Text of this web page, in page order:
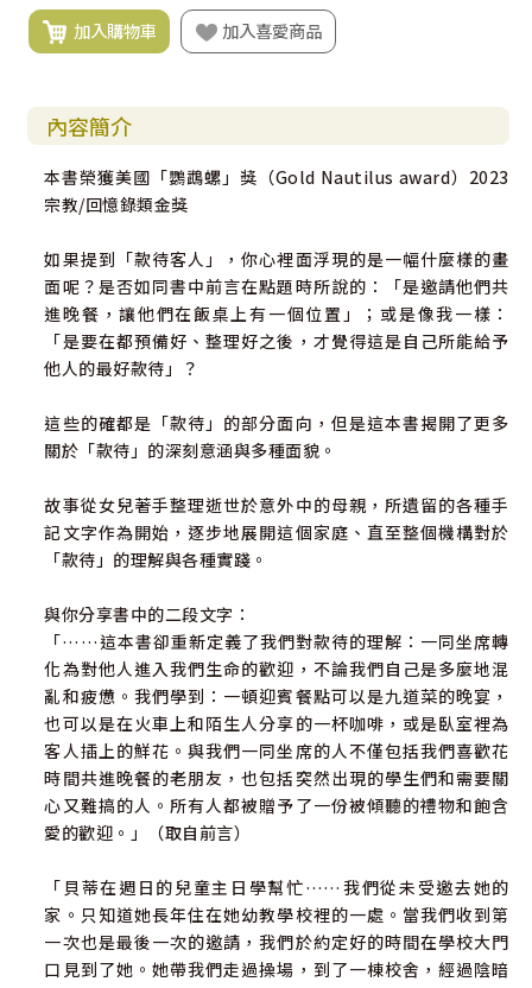
加入購物車 加入喜愛商品
內容簡介
本書榮獲美國「鸚鵡螺」獎（Gold Nautilus award）2023
宗教/回憶錄類金獎
如果提到「款待客人」，你心裡面浮現的是一幅什麼樣的畫
面呢？是否如同書中前言在點題時所說的：「是邀請他們共
進晚餐，讓他們在飯桌上有一個位置」；或是像我一樣：
「是要在都預備好、整理好之後，才覺得這是自己所能給予
他人的最好款待」？
這些的確都是「款待」的部分面向，但是這本書揭開了更多
關於「款待」的深刻意涵與多種面貌。
故事從女兒著手整理逝世於意外中的母親，所遺留的各種手
記文字作為開始，逐步地展開這個家庭、直至整個機構對於
「款待」的理解與各種實踐。
與你分享書中的二段文字：
「……這本書卻重新定義了我們對款待的理解：一同坐席轉
化為對他人進入我們生命的歡迎，不論我們自己是多麼地混
亂和疲憊。我們學到：一頓迎賓餐點可以是九道菜的晚宴，
也可以是在火車上和陌生人分享的一杯咖啡，或是臥室裡為
客人插上的鮮花。與我們一同坐席的人不僅包括我們喜歡花
時間共進晚餐的老朋友，也包括突然出現的學生們和需要關
心又難搞的人。所有人都被贈予了一份被傾聽的禮物和飽含
愛的歡迎。」（取自前言）
「貝蒂在週日的兒童主日學幫忙……我們從未受邀去她的
家。只知道她長年住在她幼教學校裡的一處。當我們收到第
一次也是最後一次的邀請，我們於約定好的時間在學校大門
口見到了她。她帶我們走過操場，到了一棟校舍，經過陰暗